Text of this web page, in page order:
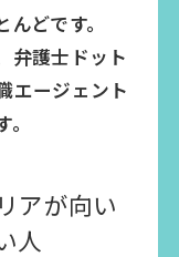
どです。
弁護士ドット
エージェント
アが向い
人